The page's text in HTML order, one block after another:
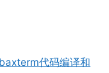
代码编译和